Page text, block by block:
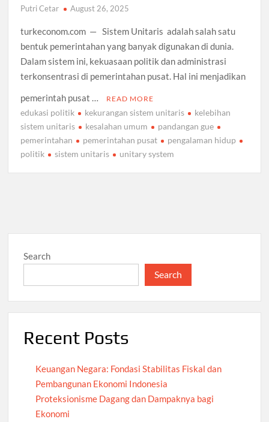
Putri Cetar August 26, 2025
turkeconom.com — Sistem Unitaris adalah salah satu
bentuk pemerintahan yang banyak digunakan di dunia.
Dalam sistem ini, kekuasaan politik dan administrasi
terkonsentrasi di pemerintahan pusat. Hal ini menjadikan
pemerintah pusat …
READ MORE
edukasi politik kekurangan sistem unitaris
kelebihan
sistem unitaris
kesalahan umum
pandangan gue
pemerintahan
pemerintahan pusat
pengalaman hidup
politik
sistem unitaris unitary system
Search
Search
Recent Posts
Keuangan Negara: Fondasi Stabilitas Fiskal dan
Pembangunan Ekonomi Indonesia
Proteksionisme Dagang dan Dampaknya bagi
Ekonomi